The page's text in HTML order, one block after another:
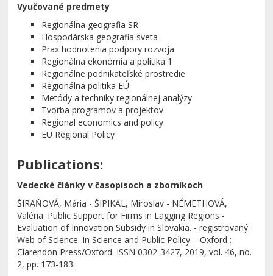
Vyučované predmety
Regionálna geografia SR
Hospodárska geografia sveta
Prax hodnotenia podpory rozvoja
Regionálna ekonómia a politika 1
Regionálne podnikateľské prostredie
Regionálna politika EÚ
Metódy a techniky regionálnej analýzy
Tvorba programov a projektov
Regional economics and policy
EU Regional Policy
Publications:
Vedecké články v časopisoch a zborníkoch
ŠIRAŇOVÁ, Mária - ŠIPIKAL, Miroslav - NÉMETHOVÁ,
Valéria. Public Support for Firms in Lagging Regions -
Evaluation of Innovation Subsidy in Slovakia. - registrovaný:
Web of Science. In Science and Public Policy. - Oxford :
Clarendon Press/Oxford. ISSN 0302-3427, 2019, vol. 46, no.
2, pp. 173-183.